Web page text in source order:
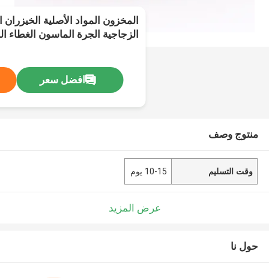
الزجاجية الجرة الماسون الغطاء
افضل سعر
منتوج وصف
وقت التسليم 10-15 يوم
عرض المزيد
حول نا